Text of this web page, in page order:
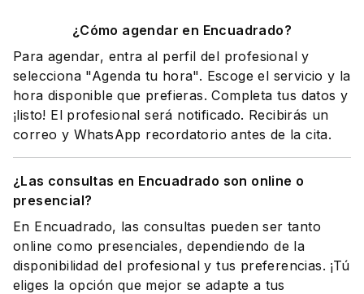
¿Cómo agendar en Encuadrado?
Para agendar, entra al perfil del profesional y
selecciona "Agenda tu hora". Escoge el servicio y la
hora disponible que prefieras. Completa tus datos y
¡listo! El profesional será notificado. Recibirás un
correo y WhatsApp recordatorio antes de la cita.
¿Las consultas en Encuadrado son online o
presencial?
En Encuadrado, las consultas pueden ser tanto
online como presenciales, dependiendo de la
disponibilidad del profesional y tus preferencias. ¡Tú
eliges la opción que mejor se adapte a tus